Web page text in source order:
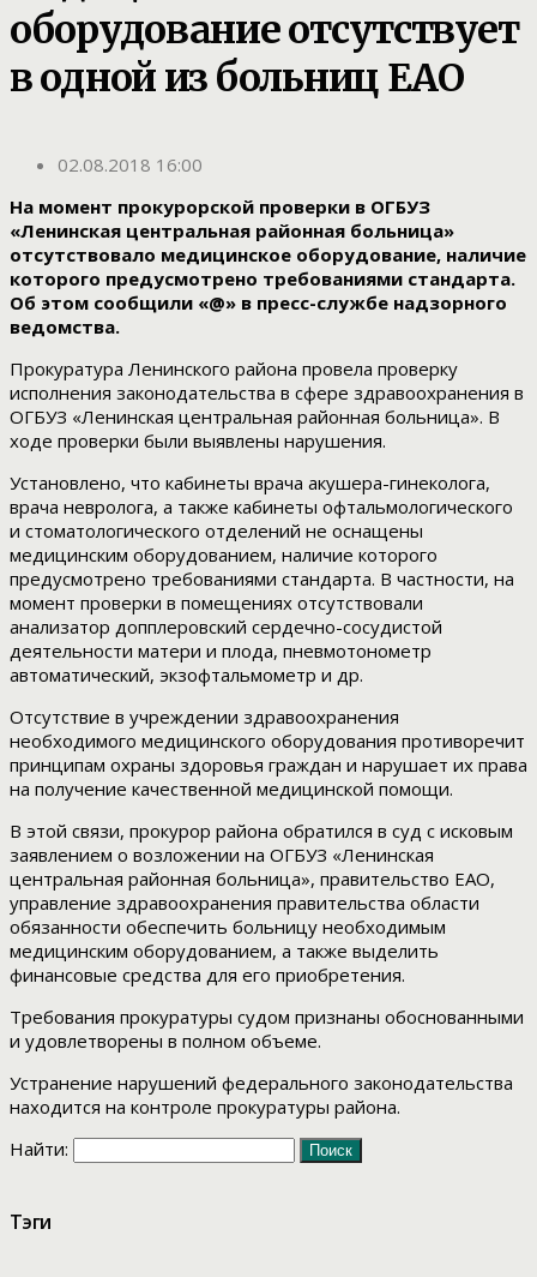
оборудование отсутствует
в одной из больниц ЕАО
02.08.2018 16:00
На момент прокурорской проверки в ОГБУЗ
«Ленинская центральная районная больница»
отсутствовало медицинское оборудование, наличие
которого предусмотрено требованиями стандарта.
Об этом сообщили «@» в пресс-службе надзорного
ведомства.
Прокуратура Ленинского района провела проверку
исполнения законодательства в сфере здравоохранения в
ОГБУЗ «Ленинская центральная районная больница». В
ходе проверки были выявлены нарушения.
Установлено, что кабинеты врача акушера-гинеколога,
врача невролога, а также кабинеты офтальмологического
и стоматологического отделений не оснащены
медицинским оборудованием, наличие которого
предусмотрено требованиями стандарта. В частности, на
момент проверки в помещениях отсутствовали
анализатор допплеровский сердечно-сосудистой
деятельности матери и плода, пневмотонометр
автоматический, экзофтальмометр и др.
Отсутствие в учреждении здравоохранения
необходимого медицинского оборудования противоречит
принципам охраны здоровья граждан и нарушает их права
на получение качественной медицинской помощи.
В этой связи, прокурор района обратился в суд с исковым
заявлением о возложении на ОГБУЗ «Ленинская
центральная районная больница», правительство ЕАО,
управление здравоохранения правительства области
обязанности обеспечить больницу необходимым
медицинским оборудованием, а также выделить
финансовые средства для его приобретения.
Требования прокуратуры судом признаны обоснованными
и удовлетворены в полном объеме.
Устранение нарушений федерального законодательства
находится на контроле прокуратуры района.
Найти:
Тэги